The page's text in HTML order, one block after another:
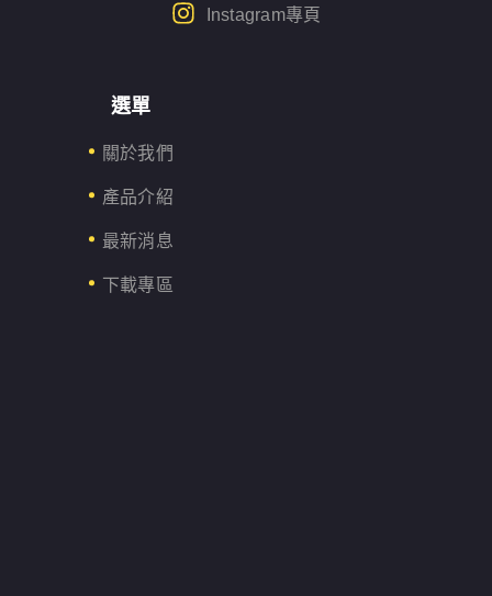
Instagram專頁
選單
關於我們
產品介紹
最新消息
下載專區